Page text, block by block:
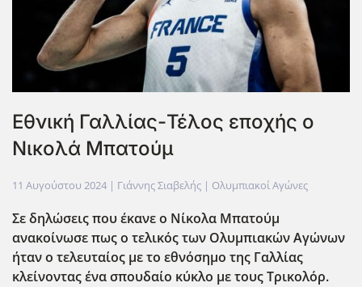
Εθνική Γαλλίας-Τέλος εποχής ο
Νικολά Μπατούμ
11 Αυγούστου 2024 | Γιάννης Σιαβελής | Ολυμπιακοί Αγώνες
Σε δηλώσεις που έκανε ο Νίκολα Μπατούμ
ανακοίνωσε πως ο τελικός των Ολυμπιακών Αγώνων
ήταν ο τελευταίος με το εθνόσημο της Γαλλίας
κλείνοντας ένα σπουδαίο κύκλο με τους Τρικολόρ.